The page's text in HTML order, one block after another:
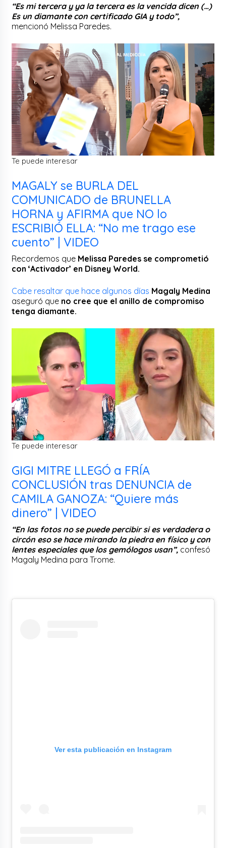
“Es mi tercera y ya la tercera es la vencida dicen (…)
Es un diamante con certificado GIA y todo”,
mencionó Melissa Paredes.
Te puede interesar
MAGALY se BURLA DEL
COMUNICADO de BRUNELLA
HORNA y AFIRMA que NO lo
ESCRIBIÓ ELLA: “No me trago ese
cuento” | VIDEO
Recordemos que Melissa Paredes se comprometió
con ‘Activador’ en Disney World.
Cabe resaltar que hace algunos días Magaly Medina
aseguró que no cree que el anillo de compromiso
tenga diamante.
Te puede interesar
GIGI MITRE LLEGÓ a FRÍA
CONCLUSIÓN tras DENUNCIA de
CAMILA GANOZA: “Quiere más
dinero” | VIDEO
“En las fotos no se puede percibir si es verdadera o
circón eso se hace mirando la piedra en físico y con
lentes especiales que los gemólogos usan”, confesó
Magaly Medina para Trome.
Ver esta publicación en Instagram